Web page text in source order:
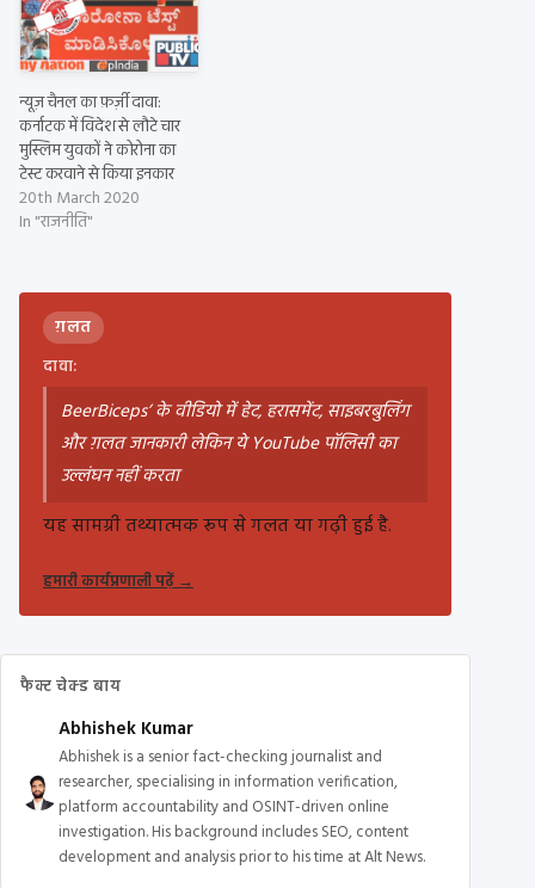
न्यूज़ चैनल का फ़र्ज़ी दावा:
कर्नाटक में विदेश से लौटे चार
मुस्लिम युवकों ने कोरोना का
टेस्ट करवाने से किया इनकार
20th March 2020
In "राजनीति"
ग़लत
दावा:
BeerBiceps’ के वीडियो में हेट, हरासमेंट, साइबरबुलिंग
और ग़लत जानकारी लेकिन ये YouTube पॉलिसी का
उल्लंघन नहीं करता
यह सामग्री तथ्यात्मक रूप से गलत या गढ़ी हुई है.
हमारी कार्यप्रणाली पढ़ें→
फैक्ट चेक्ड बाय
Abhishek Kumar
Abhishek is a senior fact-checking journalist and
researcher, specialising in information verification,
platform accountability and OSINT-driven online
investigation. His background includes SEO, content
development and analysis prior to his time at Alt News.